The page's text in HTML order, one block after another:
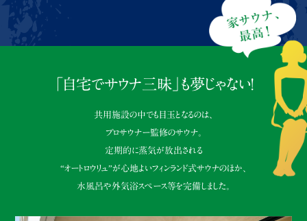
「自宅でサウナ三昧」も夢じゃない！
共用施設の中でも目玉となるのは、
プロサウナー監修のサウナ。
定期的に蒸気が放出される
“オートロウリュ”が心地よいフィンランド式サウナのほか、
水風呂や外気浴スペース等を完備しました。